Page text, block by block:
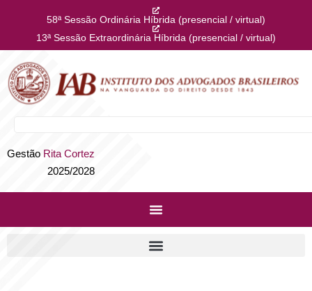
58ª Sessão Ordinária Híbrida (presencial / virtual)
13ª Sessão Extraordinária Híbrida (presencial / virtual)
Gestão Rita Cortez
2025/2028